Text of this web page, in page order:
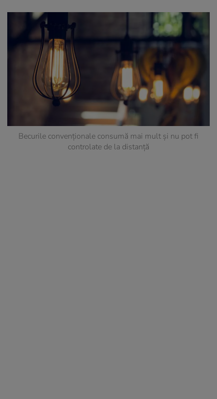
Becurile convenţionale consumă mai mult şi nu pot fi
controlate de la distanţă